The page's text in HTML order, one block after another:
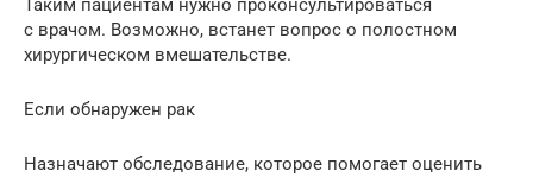
Таким пациентам нужно проконсультироваться
с врачом. Возможно, встанет вопрос о полостном
хирургическом вмешательстве.
Если обнаружен рак
Назначают обследование, которое помогает оценить